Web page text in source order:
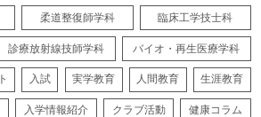
柔道整復師学科 臨床工学技士科
診療放射線技師学科 バイオ・再生医療学科
入試 実学教育 人間教育 生涯教育
入学情報紹介 クラブ活動 健康コラム